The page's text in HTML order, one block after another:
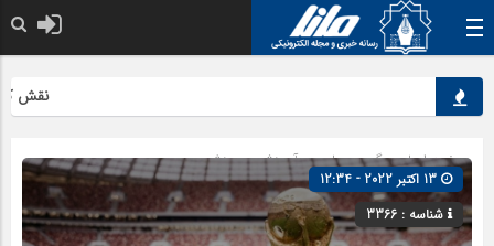
نقش
صفحه اصلی» گروه »علمی و آموزشی»ورزش
شناسه : 3366